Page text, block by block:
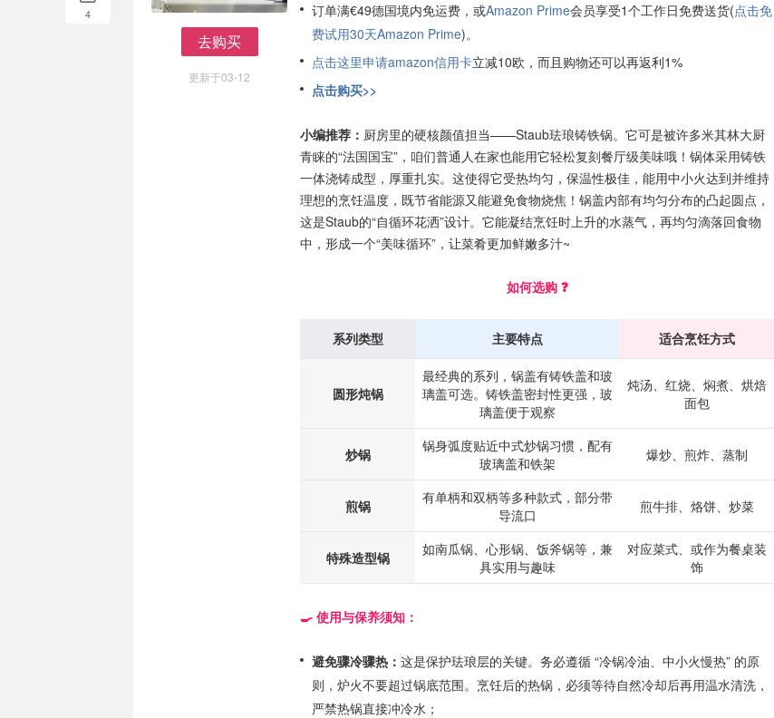
去购买
更新于03-12
订单满€49德国境内免运费，或Amazon Prime会员享受1个工作日免费送货(点击免
费试用30天Amazon Prime)。
点击这里申请amazon信用卡立减10欧，而且购物还可以再返利1%
点击购买>>
小编推荐： 厨房里的硬核颜值担当——Staub珐琅铸铁锅。它可是被许多米其林大厨
青睐的“法国国宝”，咱们普通人在家也能用它轻松复刻餐厅级美味哦！锅体采用铸铁
一体浇铸成型，厚重扎实。这使得它受热均匀，保温性极佳，能用中小火达到并维持
理想的烹饪温度，既节省能源又能避免食物烧焦！锅盖内部有均匀分布的凸起圆点，
这是Staub的“自循环花洒”设计。它能凝结烹饪时上升的水蒸气，再均匀滴落回食物
中，形成一个“美味循环”，让菜肴更加鲜嫩多汁~
如何选购 ❓
系列类型 主要特点 适合烹饪方式
圆形炖锅
最经典的系列，锅盖有铸铁盖和玻
璃盖可选。铸铁盖密封性更强，玻
璃盖便于观察
炖汤、红烧、焖煮、烘焙
面包
炒锅
锅身弧度贴近中式炒锅习惯，配有
玻璃盖和铁架
爆炒、煎炸、蒸制
煎锅
有单柄和双柄等多种款式，部分带
导流口
煎牛排、烙饼、炒菜
特殊造型锅
如南瓜锅、心形锅、饭斧锅等，兼
具实用与趣味
对应菜式、或作为餐桌装
饰
🍳 使用与保养须知：
避免骤冷骤热： 这是保护珐琅层的关键。务必遵循 “冷锅冷油、中小火慢热” 的原
则，炉火不要超过锅底范围。烹饪后的热锅，必须等待自然冷却后再用温水清洗，
严禁热锅直接冲冷水；
4